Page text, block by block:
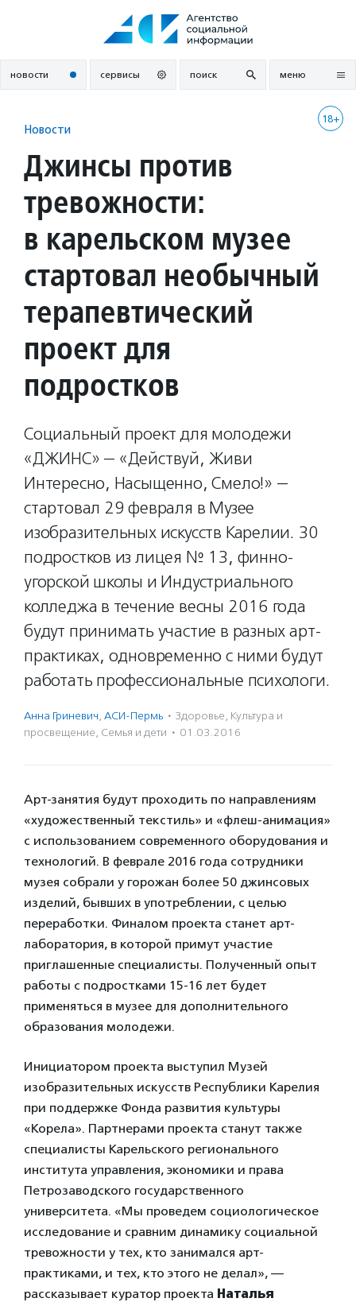
новости сервисы поиск меню
18+
Новости
Джинсы против
тревожности:
в карельском музее
стартовал необычный
терапевтический
проект для
подростков
Социальный проект для молодежи
«ДЖИНС» — «Действуй, Живи
Интересно, Насыщенно, Смело!» —
стартовал 29 февраля в Музее
изобразительных искусств Карелии. 30
подростков из лицея № 13, финно-
угорской школы и Индустриального
колледжа в течение весны 2016 года
будут принимать участие в разных арт-
практиках, одновременно с ними будут
работать профессиональные психологи.
Анна Гриневич, АСИ-Пермь · Здоровье, Культура и
просвещение, Семья и дети · 01.03.2016
Арт-занятия будут проходить по направлениям
«художественный текстиль» и «флеш-анимация»
с использованием современного оборудования и
технологий. В феврале 2016 года сотрудники
музея собрали у горожан более 50 джинсовых
изделий, бывших в употреблении, с целью
переработки. Финалом проекта станет арт-
лаборатория, в которой примут участие
приглашенные специалисты. Полученный опыт
работы с подростками 15-16 лет будет
применяться в музее для дополнительного
образования молодежи.
Инициатором проекта выступил Музей
изобразительных искусств Республики Карелия
при поддержке Фонда развития культуры
«Корела». Партнерами проекта станут также
специалисты Карельского регионального
института управления, экономики и права
Петрозаводского государственного
университета. «Мы проведем социологическое
исследование и сравним динамику социальной
тревожности у тех, кто занимался арт-
практиками, и тех, кто этого не делал», —
рассказывает куратор проекта Наталья